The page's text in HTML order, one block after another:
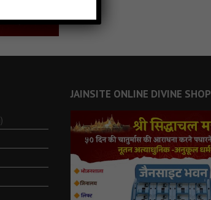
JAINSITE ONLINE DIVINE SHOP